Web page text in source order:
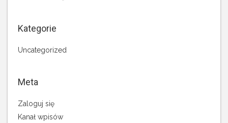
Kategorie
Uncategorized
Meta
Zaloguj się
Kanał wpisów